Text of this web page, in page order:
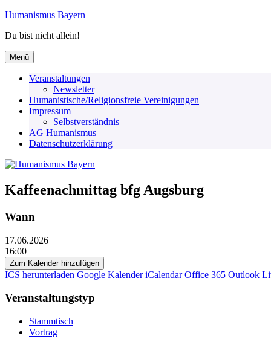
Zum
springen
Humanismus Bayern
Du bist nicht allein!
Menü
Veranstaltungen
Newsletter
Humanistische/Religionsfreie Vereinigungen
Impressum
Selbstverständnis
AG Humanismus
Datenschutzerklärung
Kaffeenachmittag bfg Augsburg
Wann
17.06.2026
16:00
Zum Kalender hinzufügen
ICS herunterladen Google Kalender iCalendar Office 365 Outlook
Veranstaltungstyp
Stammtisch
Vortrag